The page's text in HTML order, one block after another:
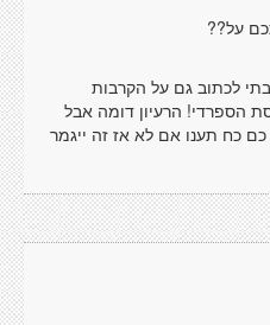
על??
לכתוב גם על הקרבות
הספרדי! הרעיון דומה אבל
כח תענו אם לא אז זה ייגמר